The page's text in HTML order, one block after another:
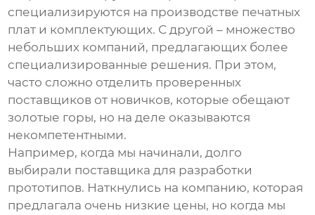
специализируются на производстве печатных
плат и комплектующих. С другой – множество
небольших компаний, предлагающих более
специализированные решения. При этом,
часто сложно отделить проверенных
поставщиков от новичков, которые обещают
золотые горы, но на деле оказываются
некомпетентными.
Например, когда мы начинали, долго
выбирали поставщика для разработки
прототипов. Наткнулись на компанию, которая
предлагала очень низкие цены, но когда мы